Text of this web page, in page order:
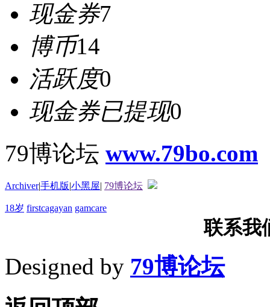
现金券7
博币14
活跃度0
现金券已提现0
79博论坛 www.79bo.com
Archiver|手机版|小黑屋| 79博论坛
18岁 firstcagayan gamcare
联系我
Designed by 79博论坛